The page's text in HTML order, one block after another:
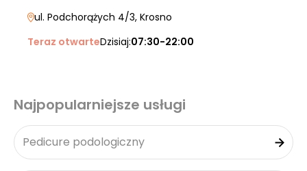
ul. Podchorążych 4/3, Krosno
Teraz otwarteDzisiaj:07:30-22:00
Najpopularniejsze usługi
Pedicure podologiczny